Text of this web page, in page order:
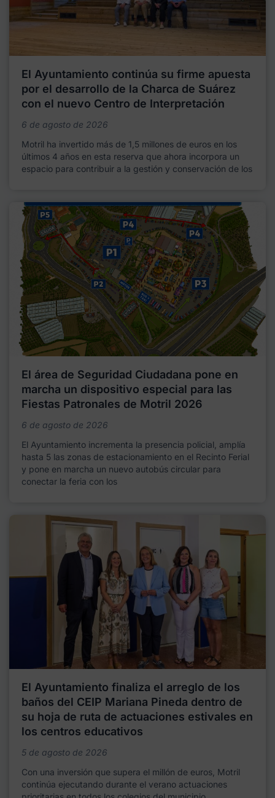
El Ayuntamiento continúa su firme apuesta
por el desarrollo de la Charca de Suárez
con el nuevo Centro de Interpretación
6 de agosto de 2026
Motril ha invertido más de 1,5 millones de euros en los
últimos 4 años en esta reserva que ahora incorpora un
espacio para contribuir a la gestión y conservación de los
El área de Seguridad Ciudadana pone en
marcha un dispositivo especial para las
Fiestas Patronales de Motril 2026
6 de agosto de 2026
El Ayuntamiento incrementa la presencia policial, amplía
hasta 5 las zonas de estacionamiento en el Recinto Ferial
y pone en marcha un nuevo autobús circular para
conectar la feria con los
El Ayuntamiento finaliza el arreglo de los
baños del CEIP Mariana Pineda dentro de
su hoja de ruta de actuaciones estivales en
los centros educativos
5 de agosto de 2026
Con una inversión que supera el millón de euros, Motril
continúa ejecutando durante el verano actuaciones